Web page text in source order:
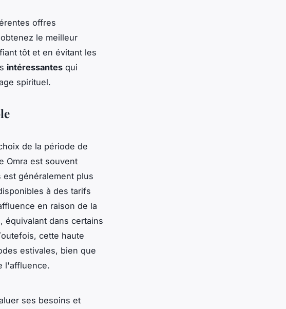
offres
le meilleur
tôt et en évitant les
intéressantes qui
spirituel.
de la période de
Omra est souvent
généralement plus
à des tarifs
en raison de la
équivalant dans certains
cette haute
estivales, bien que
l'affluence.
ses besoins et